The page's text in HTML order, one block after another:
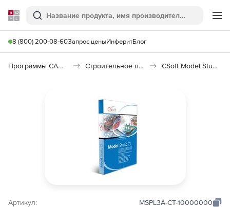
Softline
Поиск
8 (800) 200-08-60Запрос ценыИнферитБлог
Программы САПР и ГИС Строительное программное обеспечение CSoft Model Studio CS Трубопроводы
Артикул: MSPL3A-CT-10000000